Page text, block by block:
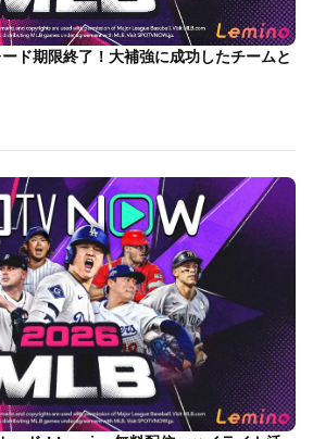
ド期限終了！大補強に成功したチームと